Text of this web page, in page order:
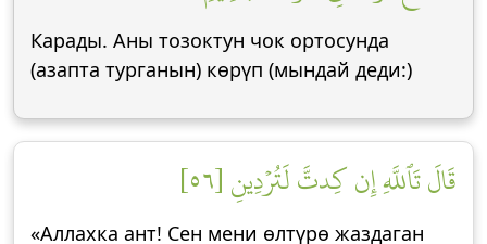
Карады. Аны тозоктун чок ортосунда
(азапта турганын) көрүп (мындай деди:)
قَالَ تَٱللَّهِ إِن كِدتَّ لَتُرۡدِينِ [٥٦]
«Аллахка ант! Сен мени өлтүрө жаздаган